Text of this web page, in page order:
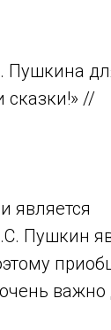
Пушкина
сказки!» //
является
Пушкин
важно